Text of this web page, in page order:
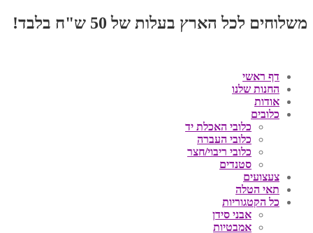
משלוחים לכל הארץ בעלות של 50 ש"ח בלבד!
דף ראשי
החנות שלנו
אודות
כלובים
כלובי האכלת יד
כלובי העברה
כלובי ריבוי/חצר
סטנדים
צעצועים
תאי הטלה
כל הקטגוריות
אבני סידן
אמבטיות